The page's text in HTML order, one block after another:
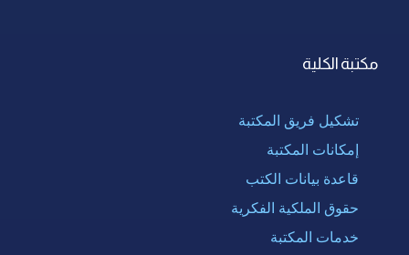
مكتبة الكلية
تشكيل فريق المكتبة
إمكانات المكتبة
قاعدة بيانات الكتب
حقوق الملكية الفكرية
خدمات المكتبة